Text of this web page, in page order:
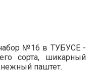
№16 в ТУБУСЕ -
сорта, шикарный
паштет.